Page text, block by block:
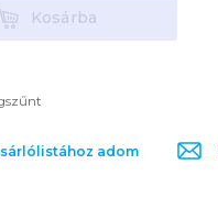
Kosárba
adom